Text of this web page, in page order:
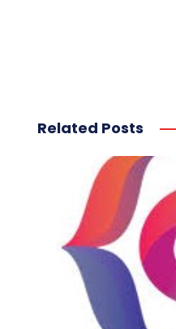
Related Posts